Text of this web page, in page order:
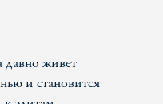
живет
и становится